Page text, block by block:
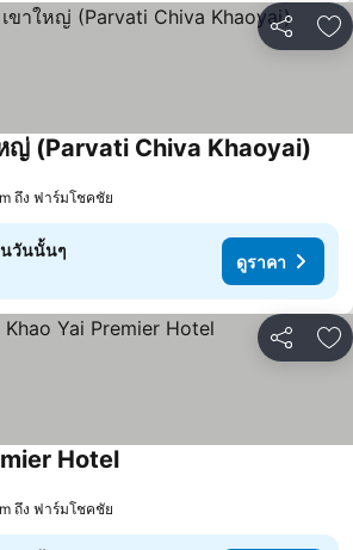
แชร์ เ
ญ่ (Parvati Chiva Khaoyai)
ถึง ฟาร์มโชคชัย
นวันนั้นๆ
ดูราคา
แชร์ เ
Hotelดูราคา
ถึง ฟาร์มโชคชัย